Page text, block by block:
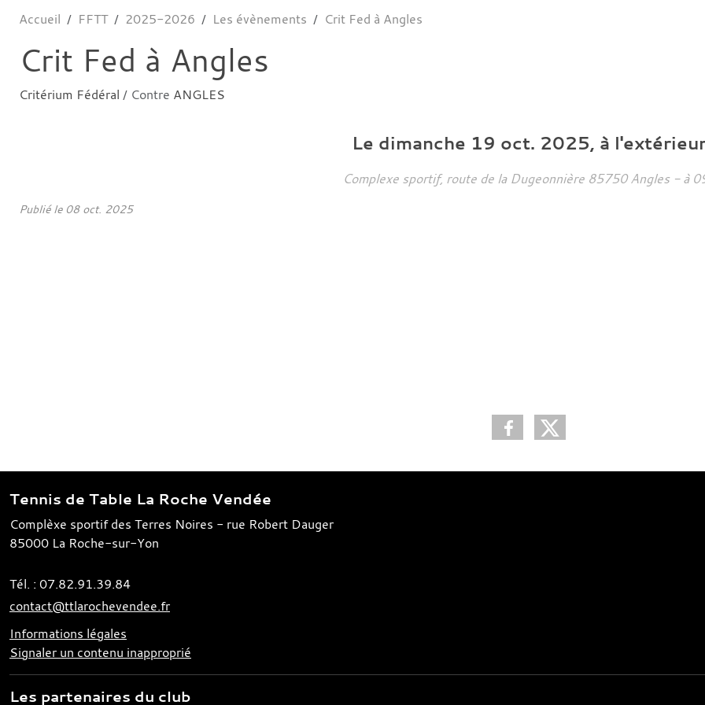
Accueil FFTT 2025-2026 Les évènements Crit Fed à Angles
Crit Fed à Angles
Critérium Fédéral / Contre ANGLES
Le dimanche 19 oct. 2025, à
Complexe sportif, route de la Dugeonnière 85750 Angles - à
Publié le 08 oct. 2025
Tennis de Table La Roche Vendée
Complèxe sportif des Terres Noires - rue Robert Dauger
85000 La Roche-sur-Yon
Tél. : 07.82.91.39.84
contact@ttlarochevendee.fr
Informations légales
Signaler un contenu inapproprié
Les partenaires du club